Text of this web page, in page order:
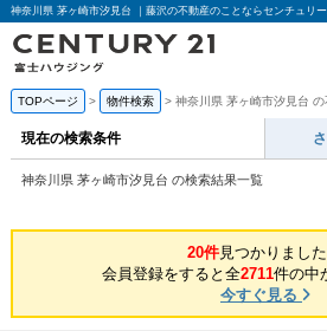
神奈川県 茅ヶ崎市汐見台 ｜藤沢の不動産のことならセンチュリ
TOPページ 物件検索 神奈川県 茅ヶ崎市汐見台
現在の検索条件
神奈川県 茅ヶ崎市汐見台 の検索結果一覧
20件見つかりました
会員登録をすると全2711件の中
今すぐ見る